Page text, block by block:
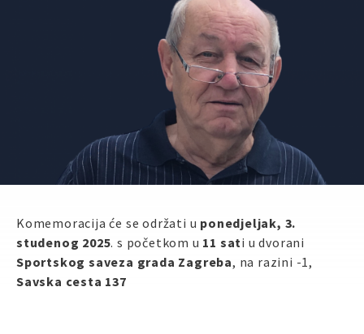
Komemoracija će se održati u ponedjeljak, 3.
studenog 2025. s početkom u 11 sati u dvorani
Sportskog saveza grada Zagreba, na razini -1,
Savska cesta 137